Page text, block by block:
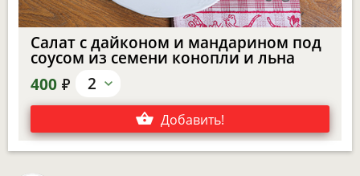
Салат с дайконом и мандарином под
соусом из семени конопли и льна
400 е 2
Добавить!